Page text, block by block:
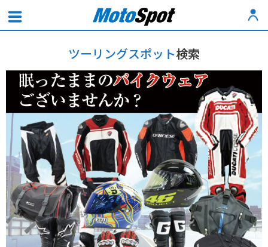
ツーリングスポット検索